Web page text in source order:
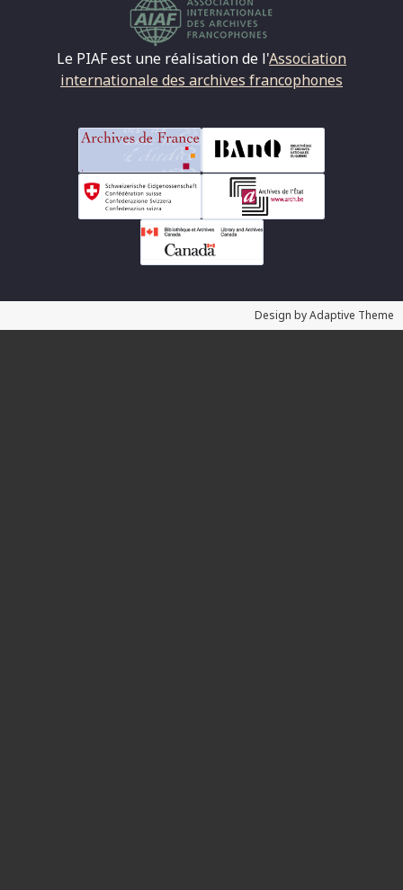
Le PIAF est une réalisation de l'Association
internationale des archives francophones
Design by Adaptive Theme